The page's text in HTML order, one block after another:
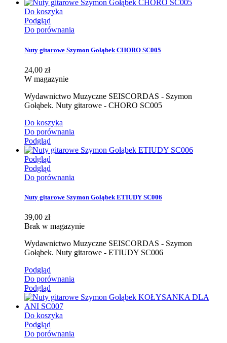
Do koszyka
Podgląd
Do porównania
Nuty gitarowe Szymon Gołąbek CHORO SC005
24,00 zł
W magazynie
Wydawnictwo Muzyczne SEISCORDAS - Szymon
Gołąbek. Nuty gitarowe - CHORO SC005
Do koszyka
Do porównania
Podgląd
Podgląd
Podgląd
Do porównania
Nuty gitarowe Szymon Gołąbek ETIUDY SC006
39,00 zł
Brak w magazynie
Wydawnictwo Muzyczne SEISCORDAS - Szymon
Gołąbek. Nuty gitarowe - ETIUDY SC006
Podgląd
Do porównania
Podgląd
Do koszyka
Podgląd
Do porównania